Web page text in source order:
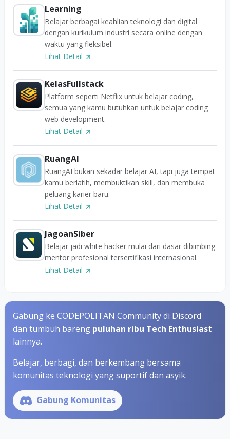
Learning
Belajar berbagai keahlian teknologi dan digital
dengan kurikulum industri secara online dengan
waktu yang fleksibel.
Lihat Detail
KelasFullstack
Platform seperti Netflix untuk belajar coding,
semua yang kamu butuhkan untuk belajar coding
web development.
Lihat Detail
RuangAI
RuangAI bukan sekadar belajar AI, tapi juga tempat
kamu berlatih, membuktikan skill, dan membuka
peluang karier baru.
Lihat Detail
JagoanSiber
Belajar jadi white hacker mulai dari dasar dibimbing
mentor profesional tersertifikasi internasional.
Lihat Detail
Gabung ke CODEPOLITAN Community di Discord
dan tumbuh bareng puluhan ribu Tech Enthusiast
lainnya.
Belajar, berbagi, dan berkembang bersama
komunitas teknologi yang suportif dan asyik.
Gabung Komunitas